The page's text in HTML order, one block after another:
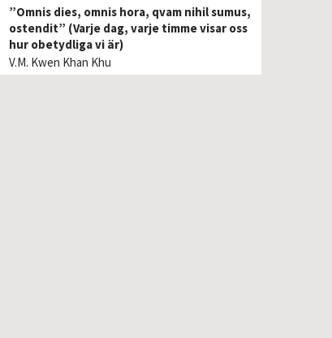
”Omnis dies, omnis hora, qvam nihil sumus,
ostendit” (Varje dag, varje timme visar oss
hur obetydliga vi är)
V.M. Kwen Khan Khu